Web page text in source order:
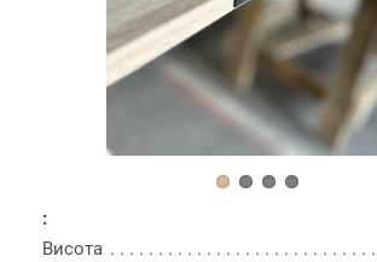
:
Висота